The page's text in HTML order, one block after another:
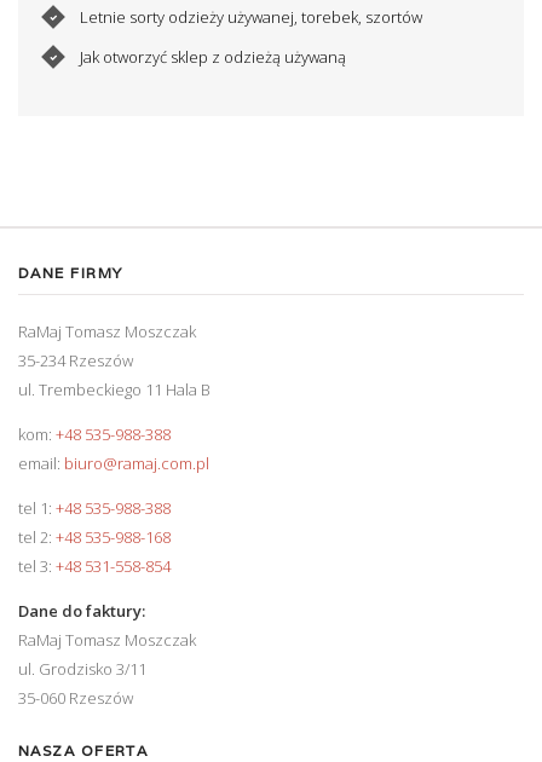
Letnie sorty odzieży używanej, torebek, szortów
Jak otworzyć sklep z odzieżą używaną
DANE FIRMY
RaMaj Tomasz Moszczak
35-234 Rzeszów
ul. Trembeckiego 11 Hala B
kom: +48 535-988-388
email: biuro@ramaj.com.pl
tel 1: +48 535-988-388
tel 2: +48 535-988-168
tel 3: +48 531-558-854
Dane do faktury:
RaMaj Tomasz Moszczak
ul. Grodzisko 3/11
35-060 Rzeszów
NASZA OFERTA